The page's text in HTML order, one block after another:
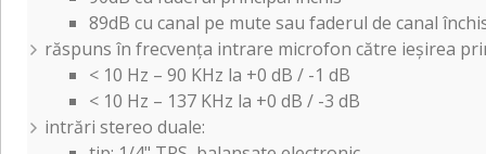
89dB cu canal pe mute sau faderul de canal
răspuns în frecvența intrare microfon către ieșirea
< 10 Hz – 90 KHz la +0 dB / -1 dB
< 10 Hz – 137 KHz la +0 dB / -3 dB
intrări stereo duale: